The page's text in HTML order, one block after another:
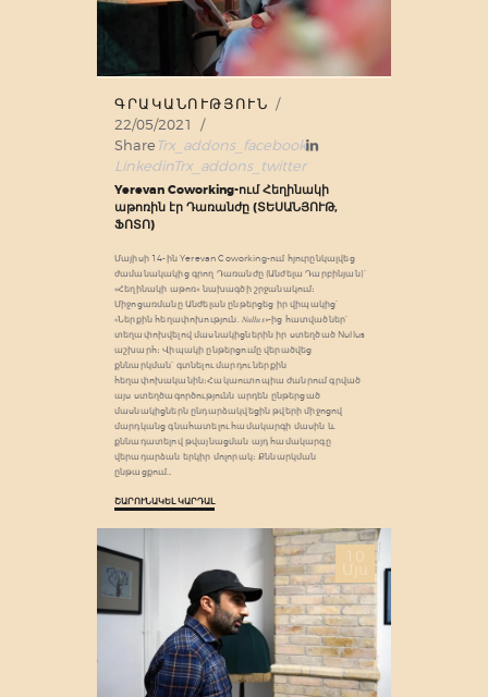
ԳՐԱԿԱՆՈՒԹՅՈՒՆ
22/05/2021
ShareTrx_addons_facebook
LinkedinTrx_addons_twitter
Yerevan Coworking-ում Հեղինակի
աթոռին էր Դառանժը (ՏԵՍԱՆՅՈՒԹ,
ՖՈՏՈ)
Մայիսի 14-ին Yerevan Coworking-ում հյուրընկալվեց
ժամանակակից գրող Դառանժը (Անժելա Դարբինյան)՝
«Հեղինակի աթոռ» նախագծի շրջանակում։
Միջոցառմանը Անժելան ընթերցեց իր վիպակից՝
«Ներքին հեղափոխություն. 𝑁𝑢𝑙𝑙𝑢𝑠»-ից հատվածներ՝
տեղափոխվելով մասնակիցներին իր ստեղծած Nullus
աշխարհ։ Վիպակի ընթերցումը վերածվեց
քննարկման՝ գտնելու մարդու ներքին
հեղափոխականին։Հակաուտոպիա ժանրում գրված
այս ստեղծագործությունն արդեն ընթերցած
մասնակիցներն ընդարձակվեցին թվերի միջոցով
մարդկանց գնահատելու համակարգի մասին և
քննադատելով թվայնացման այդ համակարգը
վերադարձան երկիր մոլորակ։ Քննարկման
ընթացքում…
ՇԱՐՈՒՆԱԿԵԼ ԿԱՐԴԱԼ
10
Մյս